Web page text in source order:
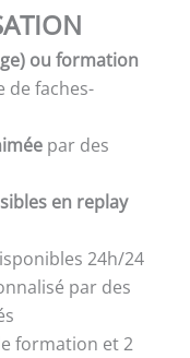
ou formation
de faches-
par des
en replay
24h/24
par des
formation et 2